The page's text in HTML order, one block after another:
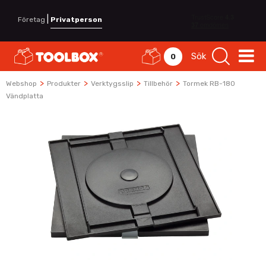
Företag Privatperson
0 Sök
Webshop > Produkter > Verktygsslip > Tillbehör > Tormek RB-180
Vändplatta